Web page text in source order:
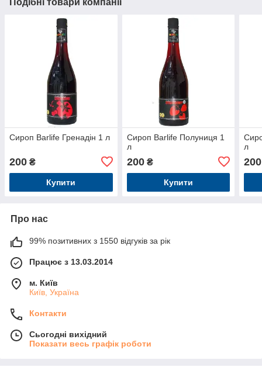
Подібні товари компанії
Сироп Barlife Гренадін 1 л
200 ₴
Купити
Сироп Barlife Полуниця 1
л
200₴
Купити
л
200
Про нас
99% позитивних з 1550 відгуків за рік
Працює з 13.03.2014
м. Київ
Київ, Україна
Контакти
Сьогодні вихідний
Показати весь графік роботи